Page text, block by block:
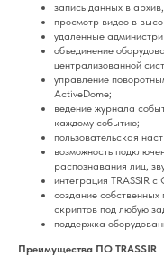
запись данных в
просмотр видео в
удаленные
объединение
централизованной
управление
ActiveDome;
ведение журнала
каждому событию;
пользовательская
возможность
распознавания лиц,
интеграция TRASSIR
создание
скриптов под любую
поддержка
Преимущества ПО TRASSIR